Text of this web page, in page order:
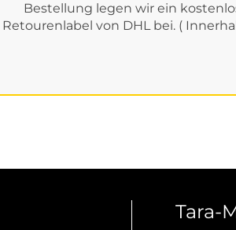
Bestellung legen wir ein
Retourenlabel von DHL bei. (
Tara-